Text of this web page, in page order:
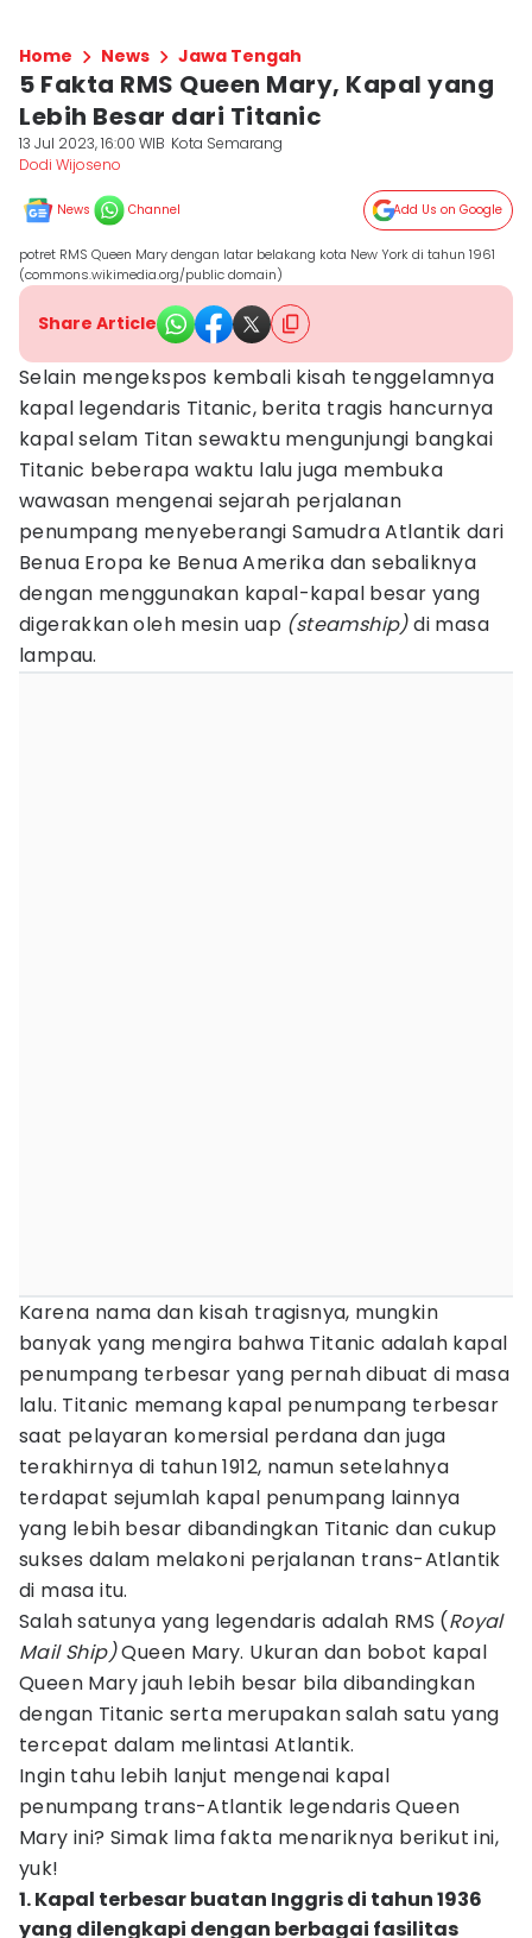
Home News Jawa Tengah
5 Fakta RMS Queen Mary, Kapal yang
Lebih Besar dari Titanic
13 Jul 2023, 16:00 WIB Kota Semarang
Dodi Wijoseno
News Channel Add Us on Google
potret RMS Queen Mary dengan latar belakang kota New York di tahun 1961
(commons.wikimedia.org/public domain)
Share Article
Selain mengekspos kembali kisah tenggelamnya
kapal legendaris Titanic, berita tragis hancurnya
kapal selam Titan sewaktu mengunjungi bangkai
Titanic beberapa waktu lalu juga membuka
wawasan mengenai sejarah perjalanan
penumpang menyeberangi Samudra Atlantik dari
Benua Eropa ke Benua Amerika dan sebaliknya
dengan menggunakan kapal-kapal besar yang
digerakkan oleh mesin uap (steamship)di masa
lampau.
Karena nama dan kisah tragisnya, mungkin
banyak yang mengira bahwa Titanic adalah kapal
penumpang terbesar yang pernah dibuat di masa
lalu. Titanic memang kapal penumpang terbesar
saat pelayaran komersial perdana dan juga
terakhirnya di tahun 1912, namun setelahnya
terdapat sejumlah kapal penumpang lainnya
yang lebih besar dibandingkan Titanic dan cukup
sukses dalam melakoni perjalanan trans-Atlantik
di masa itu.
Salah satunya yang legendaris adalah RMS (Royal
Mail Ship)Queen Mary. Ukuran dan bobot kapal
Queen Mary jauh lebih besar bila dibandingkan
dengan Titanic serta merupakan salah satu yang
tercepat dalam melintasi Atlantik.
Ingin tahu lebih lanjut mengenai kapal
penumpang trans-Atlantik legendaris Queen
Mary ini? Simak lima fakta menariknya berikut ini,
yuk!
1. Kapal terbesar buatan Inggris di tahun 1936
yang dilengkapi dengan berbagai fasilitas